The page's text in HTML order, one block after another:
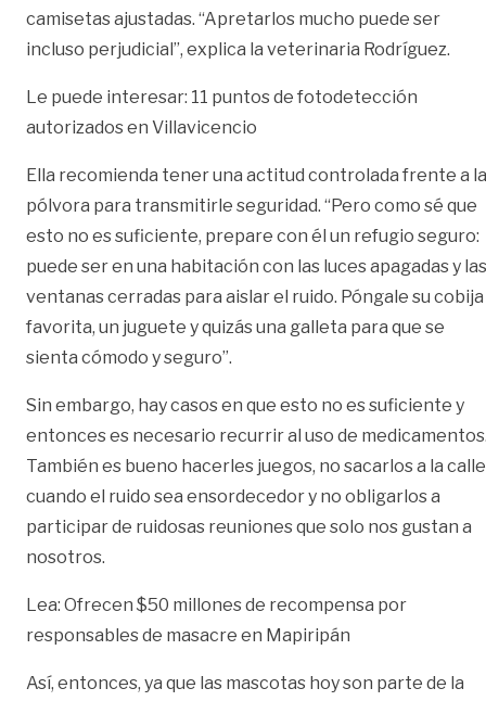
camisetas ajustadas. “Apretarlos mucho puede ser
incluso perjudicial”, explica la veterinaria Rodríguez.
Le puede interesar: 11 puntos de fotodetección
autorizados en Villavicencio
Ella recomienda tener una actitud controlada frente a la
pólvora para transmitirle seguridad. “Pero como sé que
esto no es suficiente, prepare con él un refugio seguro:
puede ser en una habitación con las luces apagadas y las
ventanas cerradas para aislar el ruido. Póngale su cobija
favorita, un juguete y quizás una galleta para que se
sienta cómodo y seguro”.
Sin embargo, hay casos en que esto no es suficiente y
entonces es necesario recurrir al uso de
También es bueno hacerles juegos, no sacarlos a la calle
cuando el ruido sea ensordecedor y no obligarlos a
participar de ruidosas reuniones que solo nos gustan a
nosotros.
Lea: Ofrecen $50 millones de recompensa por
responsables de masacre en Mapiripán
Así, entonces, ya que las mascotas hoy son parte de la